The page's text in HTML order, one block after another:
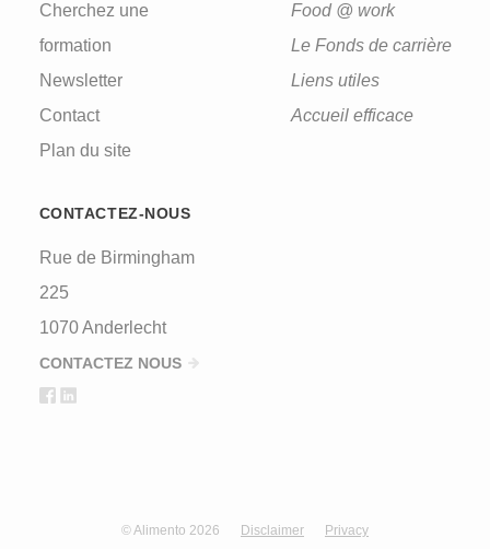
Cherchez une
formation
Newsletter
Contact
Plan du site
Food @ work
Le Fonds de carrière
Liens utiles
Accueil efficace
CONTACTEZ-NOUS
Rue de Birmingham
225
1070 Anderlecht
CONTACTEZ NOUS
© Alimento 2026 Disclaimer Privacy